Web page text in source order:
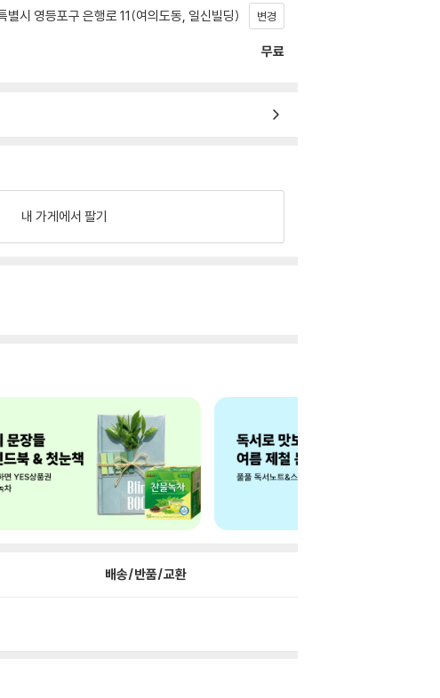
별시 영등포구 은행로 11(여의도동, 일신빌딩) 변경
무료
내 가게에서 팔기
배송/반품/교환